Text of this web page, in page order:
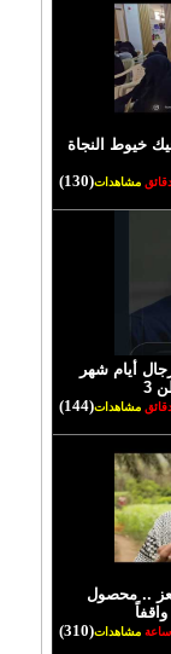
خيوط النجاة
مشاهدات(130)
أيام شهر
3
مشاهدات(144)
.. محصول
مشاهدات(310)